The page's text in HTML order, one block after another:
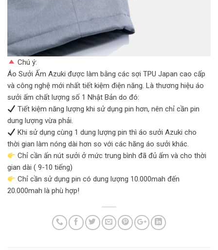
Chú ý:
Áo Sưởi Ấm Azuki được làm bằng các sợi TPU Japan cao cấp
và công nghệ mới nhất tiết kiệm điện năng. Là thương hiệu áo
sưởi ấm chất lượng số 1 Nhật Bản do đó:
Tiết kiệm năng lượng khi sử dụng pin hơn, nên chỉ cần pin
dung lượng vừa phải.
Khi sử dụng cùng 1 dung lượng pin thì áo sưởi Azuki cho
thời gian làm nóng dài hơn so với các hãng áo sưởi khác.
Chỉ cần ấn nút sưởi ở mức trung bình đã đủ ấm và cho thời
gian dài ( 9-10 tiếng)
Chỉ cần sử dụng pin có dung lượng 10.000mah đến
20.000mah là phù hợp!